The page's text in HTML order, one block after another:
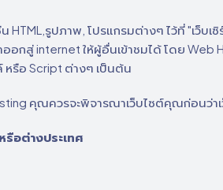
HTML,รูปภาพ, โปรแกรมต่างๆ ไว้ที่ "เว็บ
ออกสู่ internet ให้ผู้อื่นเข้าชมได้ โดย
หรือ Script ต่างๆ เป็นต้น
คุณควรจะพิจารณาเว็บไซต์คุณก่อนว่า
รือต่างประเทศ